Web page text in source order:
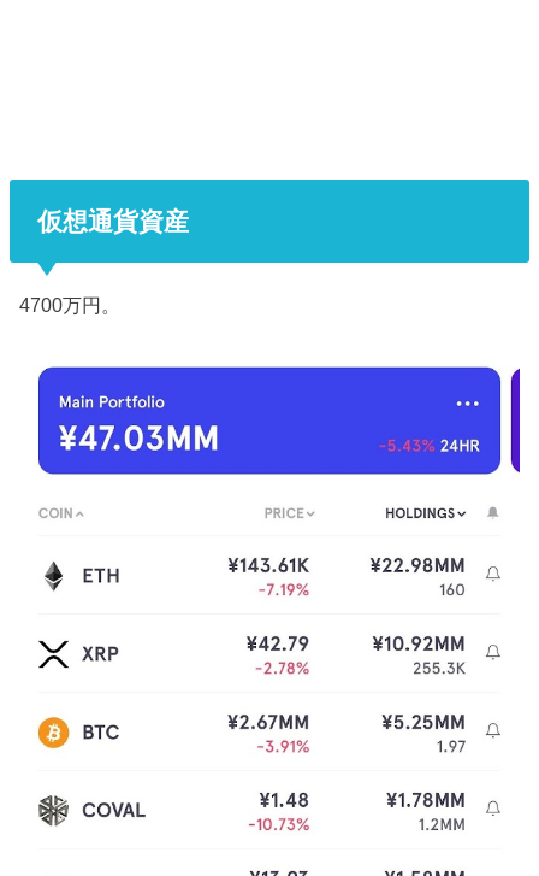
仮想通貨資産
4700万円。